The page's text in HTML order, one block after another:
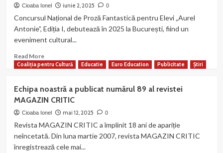
SPECIALĂ
a
revistei
MAGAZIN
CRITIC!
au
fost,
sunt
încă…”
Cioaba Ionel iunie 2, 2025 0
Concursul Național de Proză Fantastică pentru Elevi „Aurel
Antonie”, Ediția I, debutează în 2025 la București, fiind un
eveniment cultural...
Read MoreRead
more
național
de
proză
fantastică
elevi
în
Coaliția pentru Cultură Educatie Euro Education Publicitate Știri
Echipa noastră a publicat numărul 89 al revistei
MAGAZIN CRITIC
Cioaba Ionel mai 12, 2025 0
Revista MAGAZIN CRITIC a împlinit 18 ani de apariție
neîncetată. Din luna martie 2007, revista MAGAZIN CRITIC
înregistrează cele mai...